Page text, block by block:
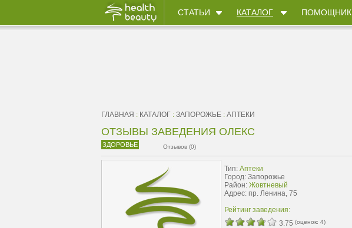
СТАТЬИ КАТАЛОГ
ГЛАВНАЯ : КАТАЛОГ : ЗАПОРОЖЬЕ : АПТЕКИ
ОТЗЫВЫ ЗАВЕДЕНИЯ ОЛЕКС
ЗДОРОВЬЕ Отзывов (0)
Тип: Аптеки
Город: Запорожье
Район: Жовтневый
Адрес: пр. Ленина, 75
Рейтинг заведения:
3.75 (оценок: 4)